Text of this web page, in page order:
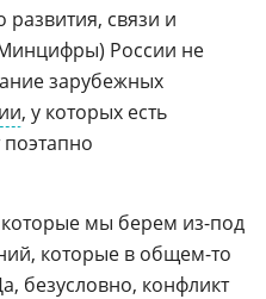
связи и
России не
зарубежных
, у которых есть
поэтапно
мы берем из-под
которые в общем-то
безусловно, конфликт